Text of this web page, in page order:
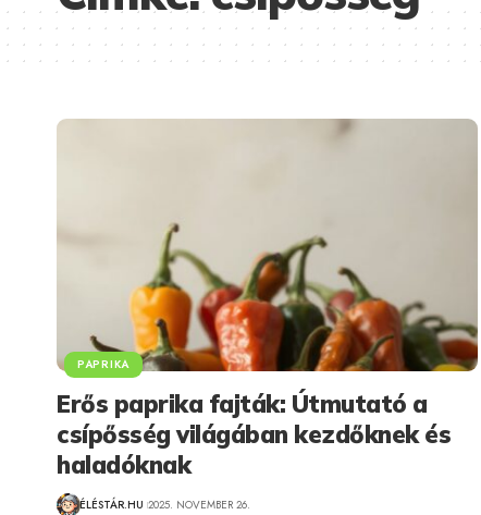
PAPRIKA
Erős paprika fajták: Útmutató a
csípősség világában kezdőknek és
haladóknak
ÉLÉSTÁR.HU 2025. NOVEMBER 26.